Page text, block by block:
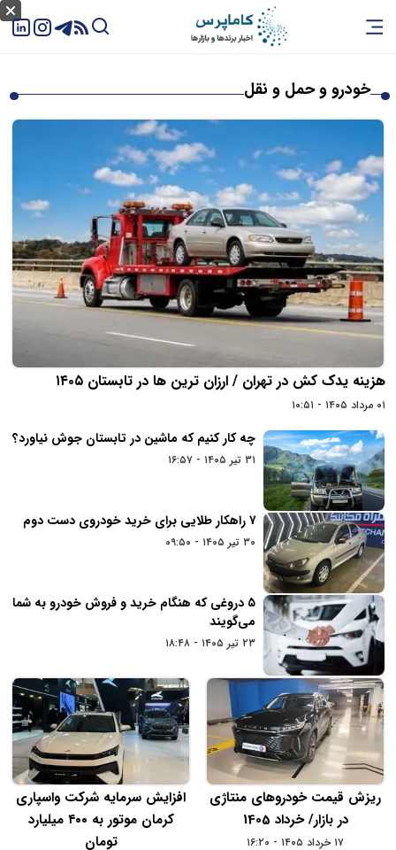
خودرو و حمل و نقل
هزینه یدک کش در تهران / ارزان ترین ها در تابستان ۱۴۰۵
۰۱ مرداد ۱۴۰۵ - ۱۰:۵۱
چه کار کنیم که ماشین در تابستان جوش نیاورد؟
۳۱ تیر ۱۴۰۵ - ۱۶:۵۷
۷ راهکار طلایی برای خرید خودروی دست دوم
۳۰ تیر ۱۴۰۵ - ۰۹:۵۰
۵ دروغی که هنگام خرید و فروش خودرو به شما
می‌گویند
۲۳ تیر ۱۴۰۵ - ۱۸:۴۸
ریزش قیمت خودروهای منتاژی
در بازار/ خرداد 1405
۱۷ خرداد ۱۴۰۵ - ۱۶:۲۰
افزایش سرمایه شرکت واسپاری
کرمان موتور به ۴۰۰ میلیارد
تومان